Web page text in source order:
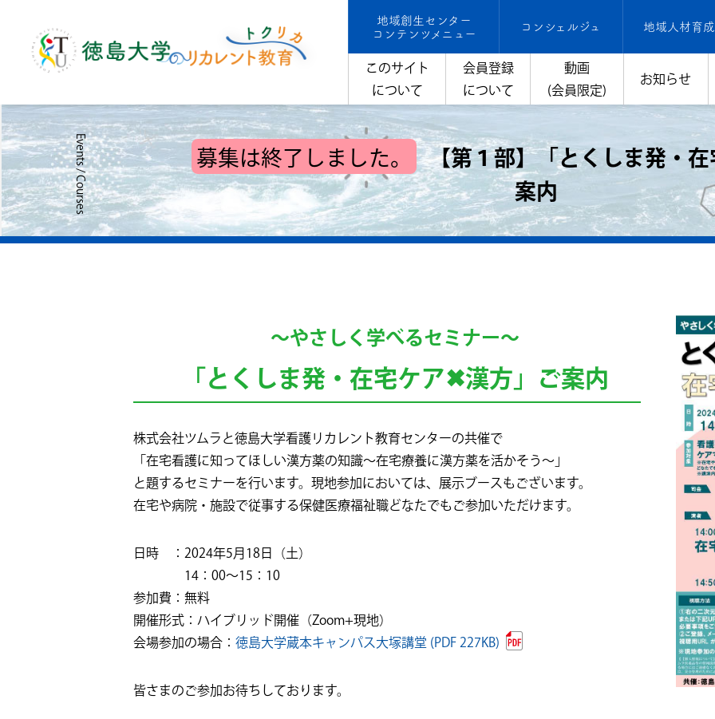
地域創生センター
コンテンツメニュー
コンシェルジュ 地域人材育成
このサイト
について
会員登録
について
動画
(会員限定)
お知らせ
募集は終了しました。
【第１部】「とくしま発・
案内
～やさしく学べるセミナー～
「とくしま発・在宅ケア✖漢方」ご案内
株式会社ツムラと徳島大学看護リカレント教育センターの共催で
「在宅看護に知ってほしい漢方薬の知識～在宅療養に漢方薬を活かそう～」
と題するセミナーを行います。現地参加においては、展示ブースもございます。
在宅や病院・施設で従事する保健医療福祉職どなたでもご参加いただけます。
日時 ：2024年5月18日（土）
14：00～15：10
参加費：無料
開催形式：ハイブリッド開催（Zoom+現地）
会場参加の場合： 徳島大学蔵本キャンパス大塚講堂 (PDF 227KB)
皆さまのご参加お待ちしております。